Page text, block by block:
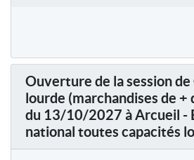
Ouverture de la session de
lourde (marchandises de +
du 13/10/2027 à Arcueil -
national toutes capacités